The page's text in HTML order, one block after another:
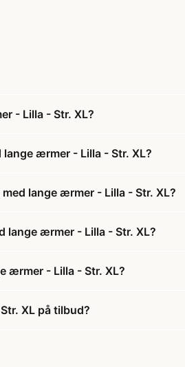
- Lilla - Str. XL?
ærmer - Lilla - Str. XL?
lange ærmer - Lilla - Str. XL?
lange ærmer - Lilla - Str. XL?
ærmer - Lilla - Str. XL?
XL på tilbud?